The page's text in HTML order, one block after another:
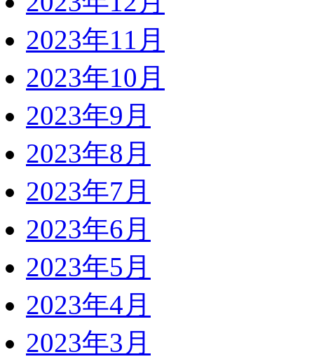
2023年11月
2023年10月
2023年9月
2023年8月
2023年7月
2023年6月
2023年5月
2023年4月
2023年3月